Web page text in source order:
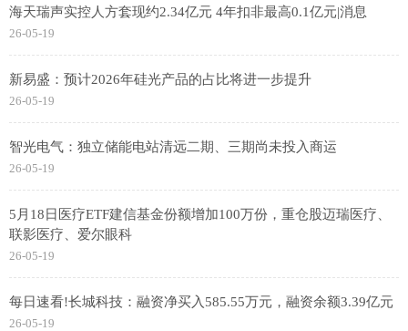
海天瑞声实控人方套现约2.34亿元 4年扣非最高0.1亿元|消息
26-05-19
新易盛：预计2026年硅光产品的占比将进一步提升
26-05-19
智光电气：独立储能电站清远二期、三期尚未投入商运
26-05-19
5月18日医疗ETF建信基金份额增加100万份，重仓股迈瑞医疗、
联影医疗、爱尔眼科
26-05-19
每日速看!长城科技：融资净买入585.55万元，融资余额3.39亿元
26-05-19